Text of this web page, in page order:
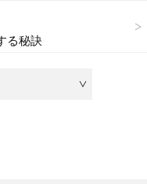
る秘訣